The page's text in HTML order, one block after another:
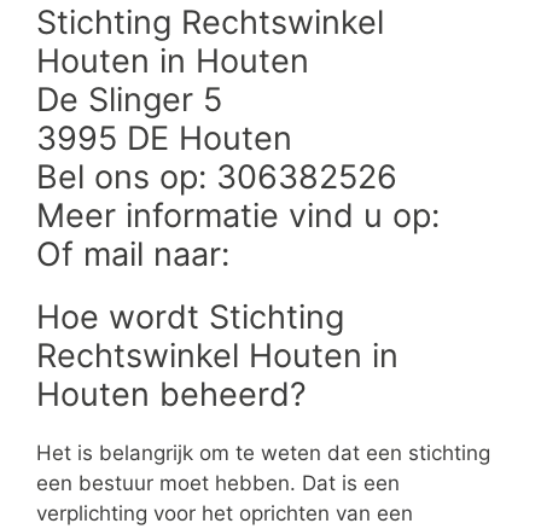
Stichting Rechtswinkel
Houten in Houten
De Slinger 5
3995 DE Houten
Bel ons op: 306382526
Meer informatie vind u op:
Of mail naar:
Hoe wordt Stichting
Rechtswinkel Houten in
Houten beheerd?
Het is belangrijk om te weten dat een stichting
een bestuur moet hebben. Dat is een
verplichting voor het oprichten van een